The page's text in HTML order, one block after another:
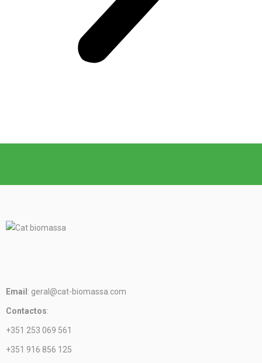
Email : geral@cat-biomassa.com
Contactos:
+351 253 069 561
+351 916 856 125